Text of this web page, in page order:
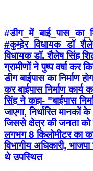
विधायक डॉ. शैलेष सिंह
ग्रामीणों ने पुष्प वर्षा
डीग बाईपास का निर्माण
कर बाईपास निर्माण कार्य
सिंह ने कहा- "बाईपास
जाएगा, निर्धारित
जिससे क्षेत्र की जनता
लगभग 8 किलोमीटर का
विभागीय अधिकारी,
थे उपस्थित